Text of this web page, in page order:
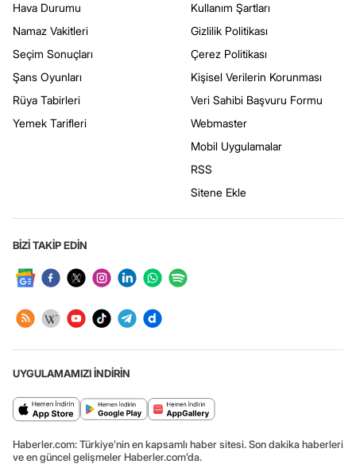
Hava Durumu
Namaz Vakitleri
Seçim Sonuçları
Şans Oyunları
Rüya Tabirleri
Yemek Tarifleri
Kullanım Şartları
Gizlilik Politikası
Çerez Politikası
Kişisel Verilerin Korunması
Veri Sahibi Başvuru Formu
Webmaster
Mobil Uygulamalar
RSS
Sitene Ekle
BİZİ TAKİP EDİN
UYGULAMAMIZI İNDİRİN
Haberler.com: Türkiye’nin en kapsamlı haber sitesi. Son dakika haberleri
ve en güncel gelişmeler Haberler.com’da.